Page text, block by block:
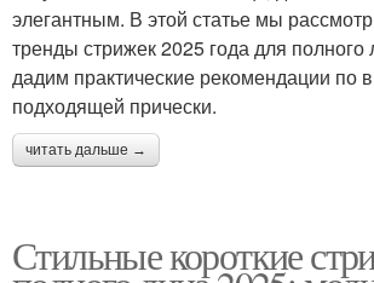
элегантным. В этой статье мы
тренды стрижек 2025 года для полного
дадим практические рекомендации по
подходящей прически.
читать дальше →
Стильные короткие